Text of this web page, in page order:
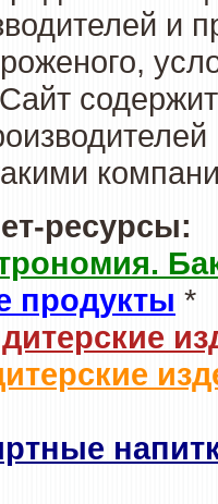
и
ресурсы:
продукты *